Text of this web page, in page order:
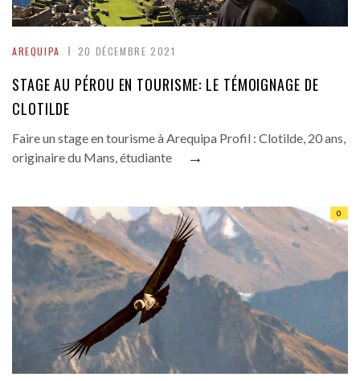
AREQUIPA 20 DÉCEMBRE 2021
STAGE AU PÉROU EN TOURISME: LE TÉMOIGNAGE DE
CLOTILDE
Faire un stage en tourisme à Arequipa Profil : Clotilde, 20 ans,
originaire du Mans, étudiante
→
0